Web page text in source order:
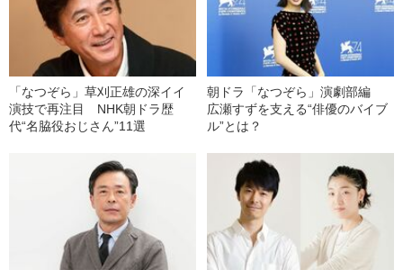
「なつぞら」草刈正雄の深イイ
演技で再注目 NHK朝ドラ歴
代“名脇役おじさん”11選
朝ドラ「なつぞら」演劇部編
広瀬すずを支える“俳優のバイブ
ル”とは？